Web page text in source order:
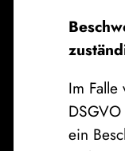
Im
ein